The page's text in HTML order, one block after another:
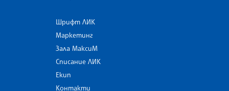
Шрифт ЛИК
Маркетинг
Зала МаксиМ
Списание ЛИК
Екип
Контакти